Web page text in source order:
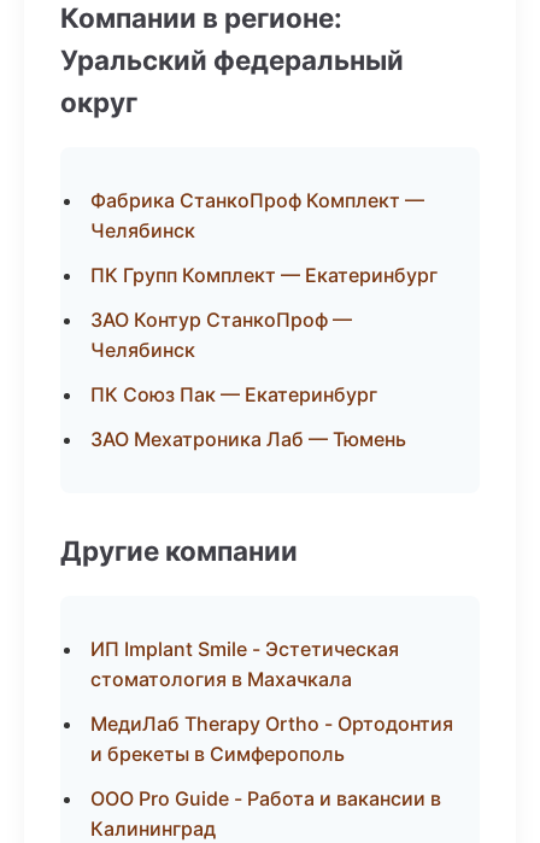
Компании в регионе:
Уральский федеральный
округ
Фабрика СтанкоПроф Комплект —
Челябинск
ПК Групп Комплект — Екатеринбург
ЗАО Контур СтанкоПроф —
Челябинск
ПК Союз Пак — Екатеринбург
ЗАО Мехатроника Лаб — Тюмень
Другие компании
ИП Implant Smile - Эстетическая
стоматология в Махачкала
МедиЛаб Therapy Ortho - Ортодонтия
и брекеты в Симферополь
ООО Pro Guide - Работа и вакансии в
Калининград